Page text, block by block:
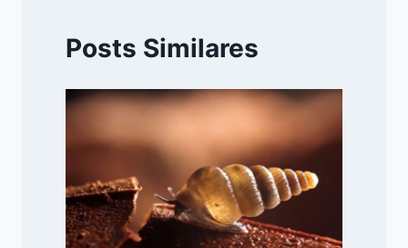
Posts Similares